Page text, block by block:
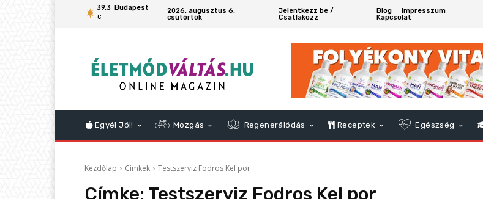
39.3
C
Budapest
2026. augusztus 6.
csütörtök
Jelentkezz be /
Csatlakozz
Blog
Impresszum
Kapcsolat
Egyél Jól! Mozgás Regenerálódás Receptek Egészség
Kezdőlap Címkék Testszerviz Fodros Kel por
Címke: Testszerviz Fodros Kel por